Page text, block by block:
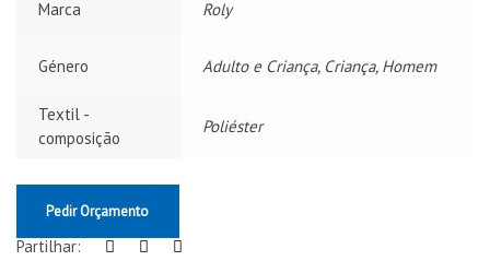
Marca Roly
Género Adulto e Criança, Criança, Homem
Textil -
composição
Poliéster
Pedir Orçamento
Partilhar: